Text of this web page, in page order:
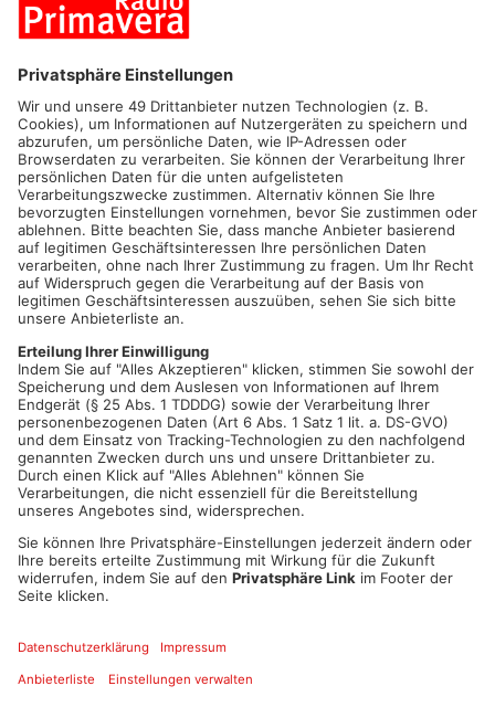
SCHÖNECK/NIDDERAU.In Schöneck und Nidderau fließt Geld
aus der hessischen Sportförderung in mehrere Vereine. So
erhält der Tennisclub Schöneck 14.500 Euro für die Sanierung
des Vereinsheims und die Bewässerungsanlage. Und der
Schützenverein Falke Niederissigheim erhält 10.000 Euro für
mehr Sicherheit an der 50-Meter-Schießbahn. Mit den
Förderungen soll der Sport und das Ehrenamt gestärkt werden.
Artikel teilen
ANZEIGE
Mehr aus Main-